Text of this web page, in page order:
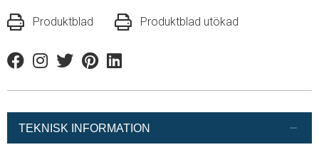
Produktblad Produktblad utökad
FacebookInstagram
TwitterPinterestLinkedin
TEKNISK INFORMATION